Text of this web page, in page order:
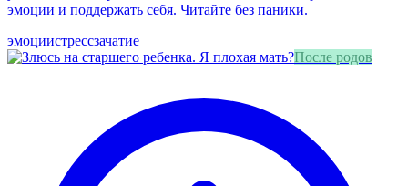
эмоции и поддержать себя. Читайте без паники.
эмоциистрессзачатие
После родов